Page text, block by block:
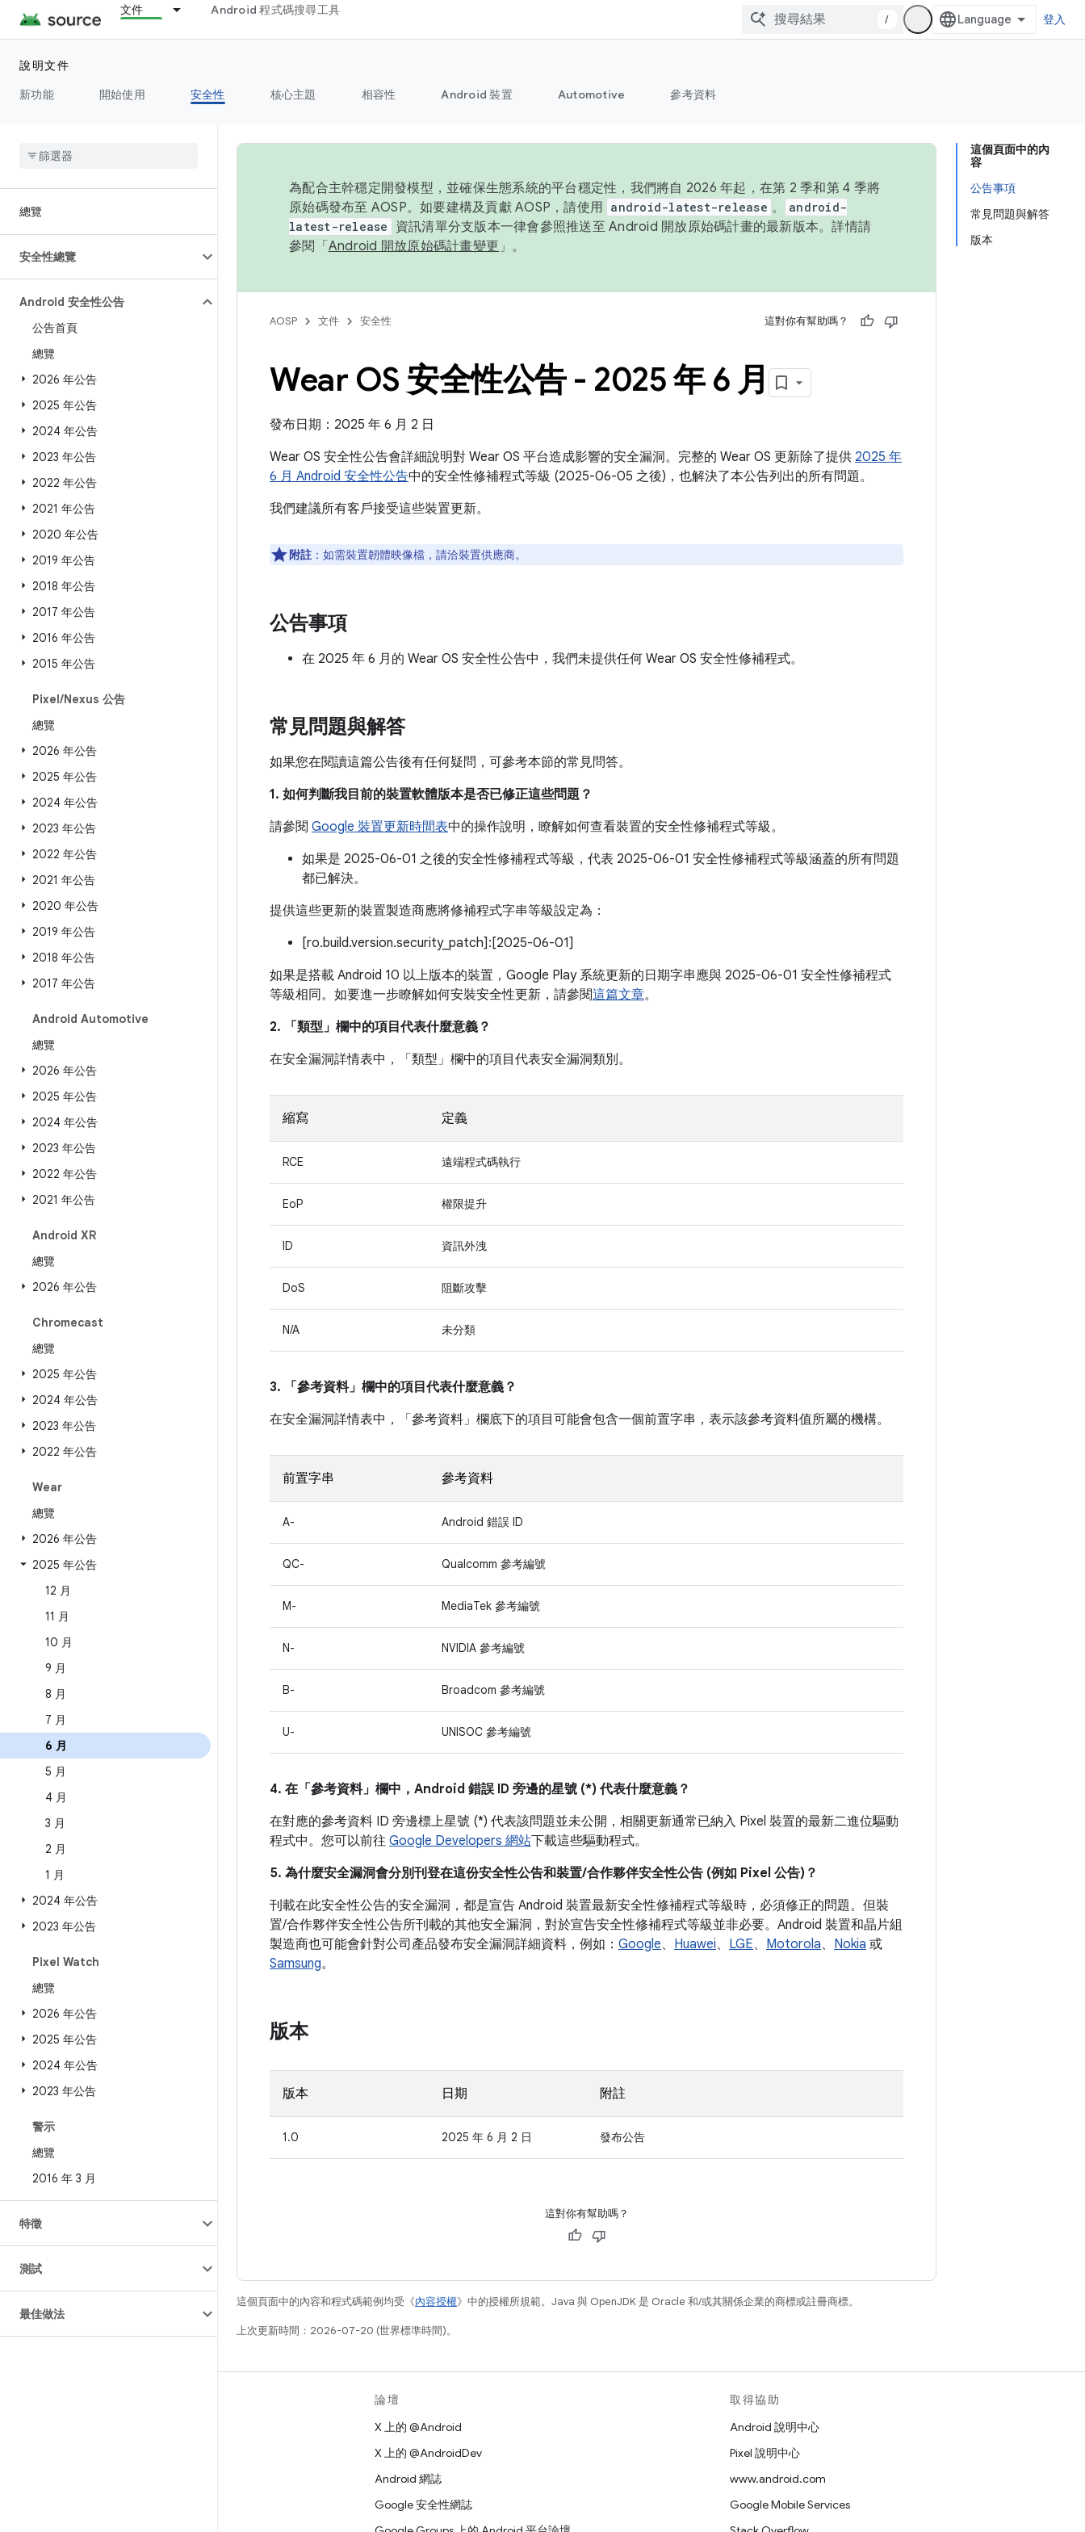
文件 Android 程式碼搜尋工具
/ 登入
說明文件
新功能
開始使用 安全性 核心主題 相容性 Android 裝置 Automotive 參考資料
總覽
安全性總覽
Android 安全性公告
公告首頁
總覽
2026 年公告
2025 年公告
2024 年公告
2023 年公告
2022 年公告
2021 年公告
2020 年公告
2019 年公告
2018 年公告
2017 年公告
2016 年公告
2015 年公告
Pixel/Nexus 公告
總覽
2026 年公告
2025 年公告
2024 年公告
2023 年公告
2022 年公告
2021 年公告
2020 年公告
2019 年公告
2018 年公告
2017 年公告
Android Automotive
總覽
2026 年公告
2025 年公告
2024 年公告
2023 年公告
2022 年公告
2021 年公告
Android XR
總覽
2026 年公告
Chromecast
總覽
2025 年公告
2024 年公告
2023 年公告
2022 年公告
Wear
總覽
2026 年公告
2025 年公告
12 月
11 月
10 月
9 月
8 月
7 月
6 月
5 月
4 月
3 月
2 月
1 月
2024 年公告
2023 年公告
Pixel Watch
總覽
2026 年公告
2025 年公告
2024 年公告
2023 年公告
警示
總覽
2016 年 3 月
特徵
測試
最佳做法
這個頁面中的內
容
公告事項
常見問題與解答
版本
為配合主幹穩定開發模型，並確保生態系統的平台穩定性，我們將自 2026 年起，在第 2 季和第 4 季將
原始碼發布至 AOSP。如要建構及貢獻 AOSP，請使用 android-latest-release 。
android-
latest-release
資訊清單分支版本一律會參照推送至 Android 開放原始碼計畫的最新版本。詳情請
參閱「 Android 開放原始碼計畫變更 」。
AOSP 文件 安全性 這對你有幫助嗎？
Wear OS 安全性公告 - 2025 年 6 月
發布日期：2025 年 6 月 2 日
Wear OS 安全性公告會詳細說明對 Wear OS 平台造成影響的安全漏洞。完整的 Wear OS 更新除了提供 2025 年
6 月 Android 安全性公告中的安全性修補程式等級 (2025-06-05 之後)，也解決了本公告列出的所有問題。
我們建議所有客戶接受這些裝置更新。
附註 ：如需裝置韌體映像檔，請洽裝置供應商。
公告事項
在 2025 年 6 月的 Wear OS 安全性公告中，我們未提供任何 Wear OS 安全性修補程式。
常見問題與解答
如果您在閱讀這篇公告後有任何疑問，可參考本節的常見問答。
1. 如何判斷我目前的裝置軟體版本是否已修正這些問題？
請參閱 Google 裝置更新時間表中的操作說明，瞭解如何查看裝置的安全性修補程式等級。
如果是 2025-06-01 之後的安全性修補程式等級，代表 2025-06-01 安全性修補程式等級涵蓋的所有問題
都已解決。
提供這些更新的裝置製造商應將修補程式字串等級設定為：
[ro.build.version.security_patch]:[2025-06-01]
如果是搭載 Android 10 以上版本的裝置，Google Play 系統更新的日期字串應與 2025-06-01 安全性修補程式
等級相同。如要進一步瞭解如何安裝安全性更新，請參閱這篇文章。
2. 「類型」 欄中的項目代表什麼意義？
在安全漏洞詳情表中，「類型」 欄中的項目代表安全漏洞類別。
縮寫 定義
RCE 遠端程式碼執行
EoP 權限提升
ID 資訊外洩
DoS 阻斷攻擊
N/A 未分類
3. 「參考資料」 欄中的項目代表什麼意義？
在安全漏洞詳情表中，「參考資料」 欄底下的項目可能會包含一個前置字串，表示該參考資料值所屬的機構。
前置字串 參考資料
A- Android 錯誤 ID
QC- Qualcomm 參考編號
M- MediaTek 參考編號
N- NVIDIA 參考編號
B- Broadcom 參考編號
U- UNISOC 參考編號
4. 在「參考資料」 欄中，Android 錯誤 ID 旁邊的星號 (*) 代表什麼意義？
在對應的參考資料 ID 旁邊標上星號 (*) 代表該問題並未公開，相關更新通常已納入 Pixel 裝置的最新二進位驅動
程式中。您可以前往 Google Developers 網站下載這些驅動程式。
5. 為什麼安全漏洞會分別刊登在這份安全性公告和裝置/合作夥伴安全性公告 (例如 Pixel 公告)？
刊載在此安全性公告的安全漏洞，都是宣告 Android 裝置最新安全性修補程式等級時，必須修正的問題。但裝
置/合作夥伴安全性公告所刊載的其他安全漏洞，對於宣告安全性修補程式等級並非必要。Android 裝置和晶片組
製造商也可能會針對公司產品發布安全漏洞詳細資料，例如： Google、 Huawei、 LGE、 Motorola、 Nokia 或
Samsung。
版本
版本 日期 附註
1.0 2025 年 6 月 2 日 發布公告
這對你有幫助嗎？
這個頁面中的內容和程式碼範例均受《內容授權》中的授權所規範。Java 與 OpenJDK 是 Oracle 和/或其關係企業的商標或註冊商標。
上次更新時間：2026-07-20 (世界標準時間)。
論壇
X 上的 @Android
X 上的 @AndroidDev
Android 網誌
Google 安全性網誌
取得協助
Android 說明中心
Pixel 說明中心
www.android.com
Google Mobile Services